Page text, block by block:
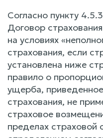
Согласно пункту
Договор
на условиях
страхования, если
установлена ниже
правило о
ущерба,
страхования, не
страховое
пределах